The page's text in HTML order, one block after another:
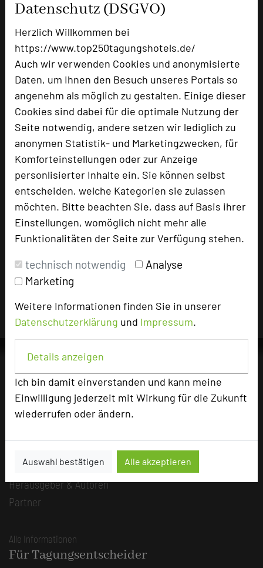
Datenschutz (DSGVO)
Herzlich Willkommen bei
https://www.top250tagungshotels.de/
Auch wir verwenden Cookies und anonymisierte
Daten, um Ihnen den Besuch unseres Portals so
angenehm als möglich zu gestalten. Einige dieser
Cookies sind dabei für die optimale Nutzung der
Seite notwendig, andere setzen wir lediglich zu
anonymen Statistik- und Marketingzwecken, für
Komforteinstellungen oder zur Anzeige
personlisierter Inhalte ein. Sie können selbst
entscheiden, welche Kategorien sie zulassen
möchten. Bitte beachten Sie, dass auf Basis ihrer
Einstellungen, womöglich nicht mehr alle
Funktionalitäten der Seite zur Verfügung stehen.
technisch notwendig
Analyse
Marketing
Weitere Informationen finden Sie in unserer
Datenschutzerklärung und Impressum.
Details anzeigen
Ich bin damit einverstanden und kann meine
Einwilligung jederzeit mit Wirkung für die Zukunft
wiederrufen oder ändern.
Auswahl bestätigen Alle akzeptieren
Suite
Juniorsuite
Besonders geeignet für
Seminar
108 Seiten dieses Hotels wurden in den
vergangenen 30 Tagen auf diesem Portal
Impressum zum Hotel
Für die Verwendung der Bilder haben die jeweiligen
Hotels die Nutzungsrechte für dieses Portal eingeräumt
und sind dafür verantwortlich.
Die Idee
Über uns
Team
Herausgeber & Autoren
Partner
Alle Informationen
Für Tagungsentscheider